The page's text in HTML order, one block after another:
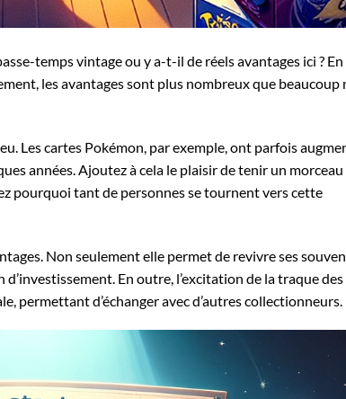
temps vintage ou y a-t-il de réels avantages ici ? En
les avantages sont plus nombreux que beaucoup
Les cartes Pokémon, par exemple, ont parfois
années. Ajoutez à cela le plaisir de tenir un morceau
pourquoi tant de personnes se tournent vers cette
Non seulement elle permet de revivre ses
En outre, l’excitation de la traque des
permettant d’échanger avec d’autres collectionneurs.